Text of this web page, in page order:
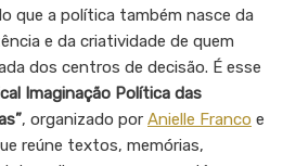
que a política também nasce da
e da criatividade de quem
dos centros de decisão. É esse
Imaginação Política das
, organizado por Anielle Franco e
reúne textos, memórias,